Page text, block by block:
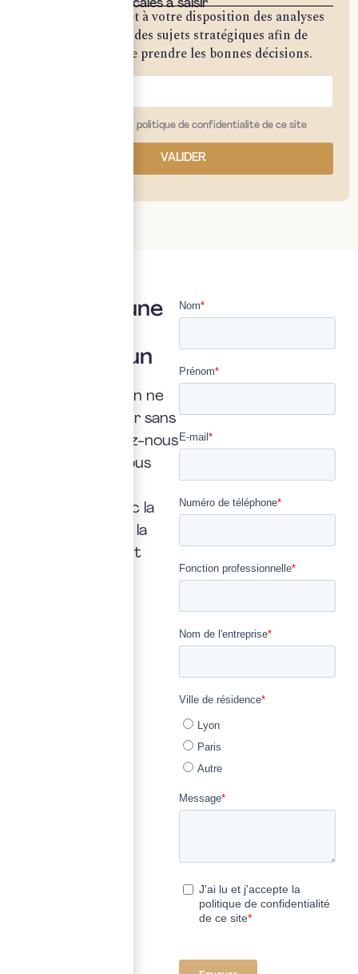
opportunités fiscales à saisir
Notre cabinet met à votre disposition des analyses
approfondies sur des sujets stratégiques afin de
vous permettre de prendre les bonnes décisions.
j'ai lu et j'accepte la politique de confidentialité de ce site
VALIDER
Vous avez une
Posez là à un
Une interrogation ne
doit jamais rester sans
réponse. Confiez-nous
la vôtre : nous vous
rapidement, avec la
transparence et la
précision qui font